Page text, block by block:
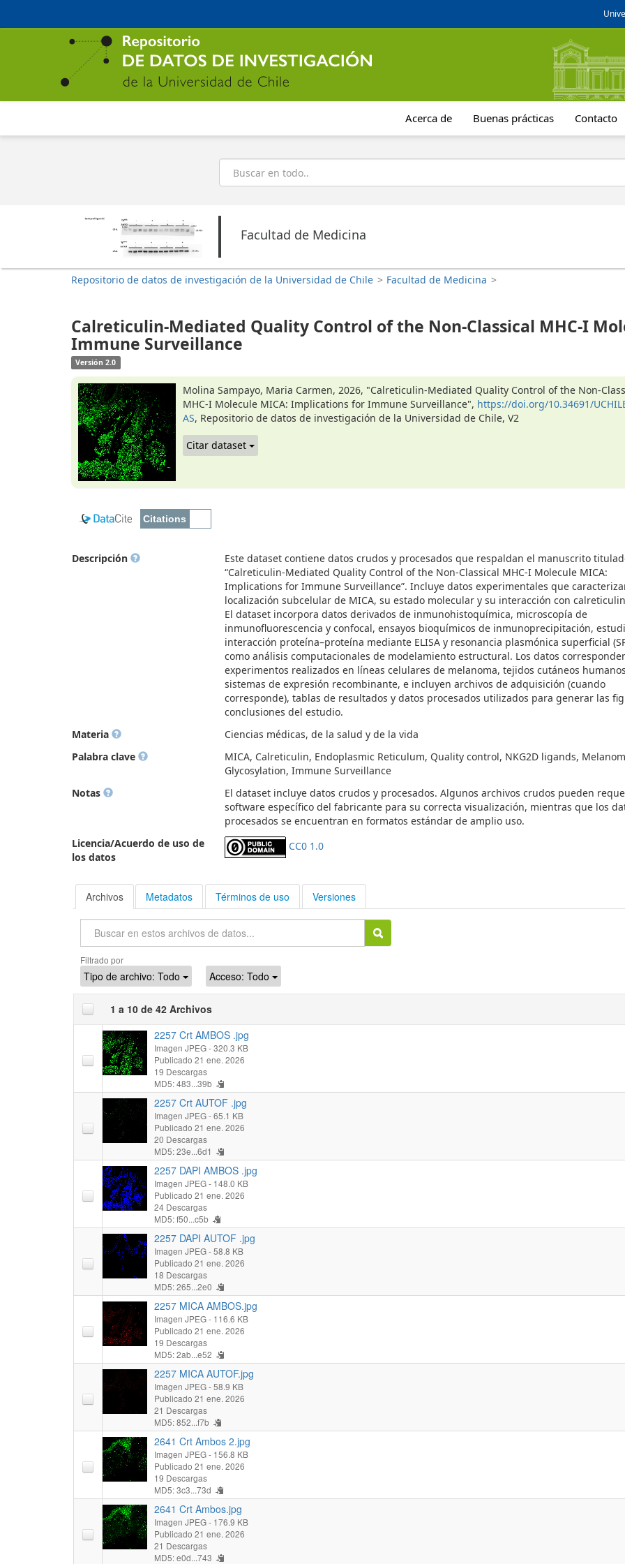
contenido
Acerca de Buenas prácticas Contacto
Buscar
Facultad de Medicina
Repositorio de datos de investigación de la Universidad de Chile > Facultad de Medicina >
Calreticulin-Mediated Quality Control of the Non-Classical MHC-I
Immune Surveillance
Versión 2.0
Molina Sampayo, Maria Carmen, 2026, "Calreticulin-Mediated Quality Control of the Non-
MHC-I Molecule MICA: Implications for Immune Surveillance", https://doi.org/10.34691/
AS, Repositorio de datos de investigación de la Universidad de Chile, V2
Citar dataset
Descripción
Este dataset contiene datos crudos y procesados que respaldan el manuscrito
“Calreticulin-Mediated Quality Control of the Non-Classical MHC-I Molecule MICA:
Implications for Immune Surveillance”. Incluye datos experimentales que
localización subcelular de MICA, su estado molecular y su interacción con
El dataset incorpora datos derivados de inmunohistoquímica, microscopía de
inmunofluorescencia y confocal, ensayos bioquímicos de inmunoprecipitación,
interacción proteína–proteína mediante ELISA y resonancia plasmónica superficial
como análisis computacionales de modelamiento estructural. Los datos
experimentos realizados en líneas celulares de melanoma, tejidos cutáneos
sistemas de expresión recombinante, e incluyen archivos de adquisición (cuando
corresponde), tablas de resultados y datos procesados utilizados para generar las
conclusiones del estudio.
Materia
Ciencias médicas, de la salud y de la vida
Palabra clave
MICA, Calreticulin, Endoplasmic Reticulum, Quality control, NKG2D ligands,
Glycosylation, Immune Surveillance
Notas
El dataset incluye datos crudos y procesados. Algunos archivos crudos pueden
software específico del fabricante para su correcta visualización, mientras que los
procesados se encuentran en formatos estándar de amplio uso.
Licencia/Acuerdo de uso de
los datos
CC0 1.0
Archivos Metadatos Términos de uso Versiones
Filtrado por
Tipo de archivo: Todo Acceso: Todo
1 a 10 de 42 Archivos
2257 Crt AMBOS .jpg
Imagen JPEG- 320.3 KB
Publicado 21 ene. 2026
19 Descargas
MD5: 483...39b
2257 Crt AUTOF .jpg
Imagen JPEG- 65.1 KB
Publicado 21 ene. 2026
20 Descargas
MD5: 23e...6d1
2257 DAPI AMBOS .jpg
Imagen JPEG- 148.0 KB
Publicado 21 ene. 2026
24 Descargas
MD5: f50...c5b
2257 DAPI AUTOF .jpg
Imagen JPEG- 58.8 KB
Publicado 21 ene. 2026
18 Descargas
MD5: 265...2e0
2257 MICA AMBOS.jpg
Imagen JPEG- 116.6 KB
Publicado 21 ene. 2026
19 Descargas
MD5: 2ab...e52
2257 MICA AUTOF.jpg
Imagen JPEG- 58.9 KB
Publicado 21 ene. 2026
21 Descargas
MD5: 852...f7b
2641 Crt Ambos 2.jpg
Imagen JPEG- 156.8 KB
Publicado 21 ene. 2026
19 Descargas
MD5: 3c3...73d
2641 Crt Ambos.jpg
Imagen JPEG- 176.9 KB
Publicado 21 ene. 2026
21 Descargas
MD5: e0d...743